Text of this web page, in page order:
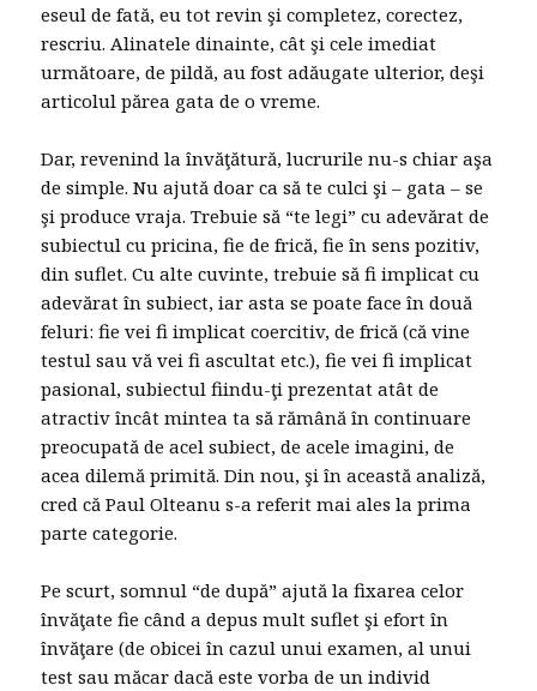
eseul de fată, eu tot revin şi completez, corectez,
rescriu. Alinatele dinainte, cât şi cele imediat
următoare, de pildă, au fost adăugate ulterior, deşi
articolul părea gata de o vreme.
Dar, revenind la învăţătură, lucrurile nu-s chiar aşa
de simple. Nu ajută doar ca să te culci şi – gata – se
şi produce vraja. Trebuie să “te legi” cu adevărat de
subiectul cu pricina, fie de frică, fie în sens pozitiv,
din suflet. Cu alte cuvinte, trebuie să fi implicat cu
adevărat în subiect, iar asta se poate face în două
feluri: fie vei fi implicat coercitiv, de frică (că vine
testul sau vă vei fi ascultat etc.), fie vei fi implicat
pasional, subiectul fiindu-ţi prezentat atât de
atractiv încât mintea ta să rămână în continuare
preocupată de acel subiect, de acele imagini, de
acea dilemă primită. Din nou, şi în această analiză,
cred că Paul Olteanu s-a referit mai ales la prima
parte categorie.
Pe scurt, somnul “de după” ajută la fixarea celor
învăţate fie când a depus mult suflet şi efort în
învăţare (de obicei în cazul unui examen, al unui
test sau măcar dacă este vorba de un individ